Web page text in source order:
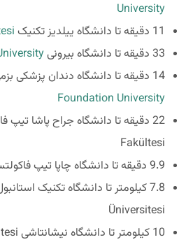
University
11 دقیقه تا دانشگاه ییلدیز تکنیک
33 دقیقه تا دانشگاه بیرونی
14 دقیقه تا دانشگاه دندان پزشکی بزمی عالم
Foundation University
Fakültesi
9.9 دقیقه تا دانشگاه چاپا تیپ فاکولتسی Çapa Tıp Fakültesi
Üniversitesi
10 کیلومتر تا دانشگاه نیشانتاشی Nişantaşı Üniversitesi